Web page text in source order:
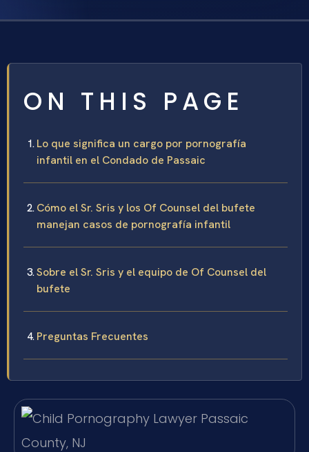
ON THIS PAGE
Lo que significa un cargo por pornografía
infantil en el Condado de Passaic
Cómo el Sr. Sris y los Of Counsel del bufete
manejan casos de pornografía infantil
Sobre el Sr. Sris y el equipo de Of Counsel del
bufete
Preguntas Frecuentes